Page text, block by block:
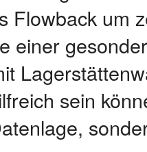
Flowback um
einer
sein